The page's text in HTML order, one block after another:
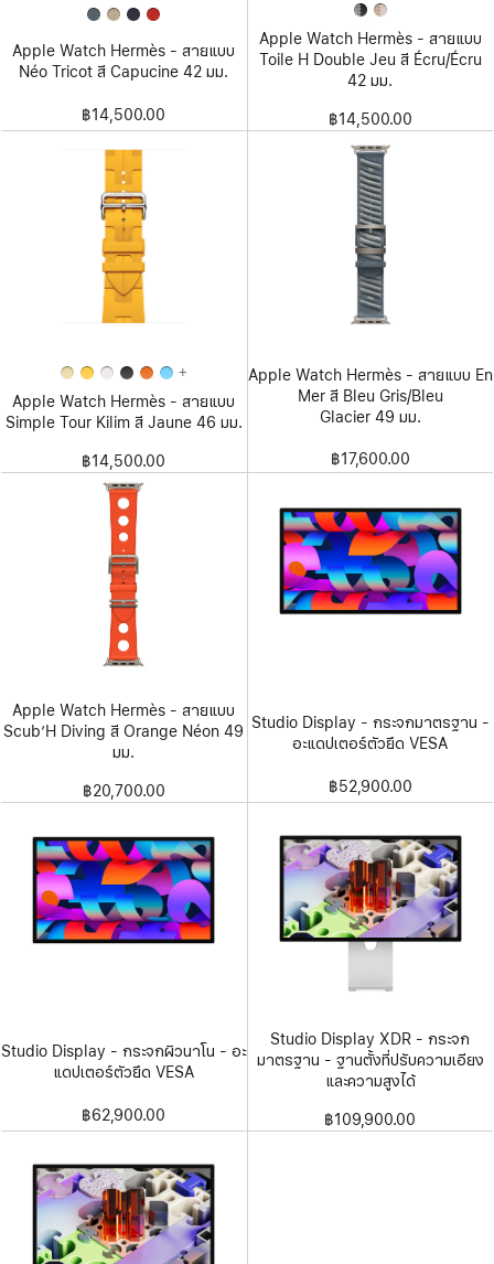
Apple Watch Hermès - สายแบบ
Néo Tricot สี Capucine 42 มม.
฿14,500.00
Apple Watch Hermès - สายแบบ
Toile H Double Jeu สี Écru/Écru
42 มม.
฿14,500.00
+
Apple Watch Hermès - สายแบบ
Simple Tour Kilim สี Jaune 46 มม.
฿14,500.00
Apple Watch Hermès - สายแบบ En
Mer สี Bleu Gris/Bleu
Glacier 49 มม.
฿17,600.00
Apple Watch Hermès - สายแบบ
Scub’H Diving สี Orange Néon 49
มม.
฿20,700.00
Studio Display - กระจกมาตรฐาน -
อะแดปเตอร์ตัวยึด VESA
฿52,900.00
Studio Display - กระจกผิวนาโน - อะ
แดปเตอร์ตัวยึด VESA
฿62,900.00
Studio Display XDR - กระจก
มาตรฐาน - ฐานตั้งที่ปรับความเอียง
และความสูงได้
฿109,900.00